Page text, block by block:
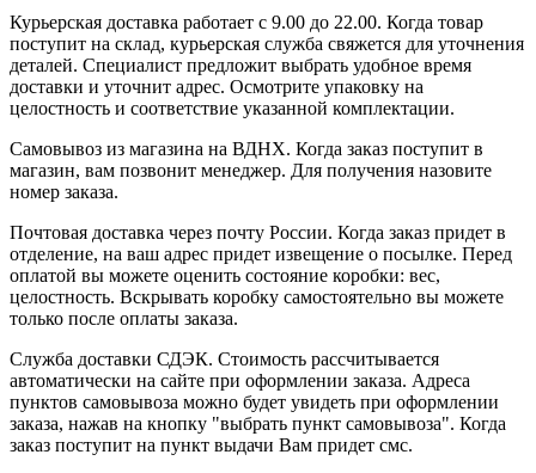
Курьерская доставка работает с 9.00 до 22.00. Когда товар
поступит на склад, курьерская служба свяжется для уточнения
деталей. Специалист предложит выбрать удобное время
доставки и уточнит адрес. Осмотрите упаковку на
целостность и соответствие указанной комплектации.
Самовывоз из магазина на ВДНХ. Когда заказ поступит в
магазин, вам позвонит менеджер. Для получения назовите
номер заказа.
Почтовая доставка через почту России. Когда заказ придет в
отделение, на ваш адрес придет извещение о посылке. Перед
оплатой вы можете оценить состояние коробки: вес,
целостность. Вскрывать коробку самостоятельно вы можете
только после оплаты заказа.
Служба доставки СДЭК. Стоимость рассчитывается
автоматически на сайте при оформлении заказа. Адреса
пунктов самовывоза можно будет увидеть при оформлении
заказа, нажав на кнопку "выбрать пункт самовывоза". Когда
заказ поступит на пункт выдачи Вам придет смс.